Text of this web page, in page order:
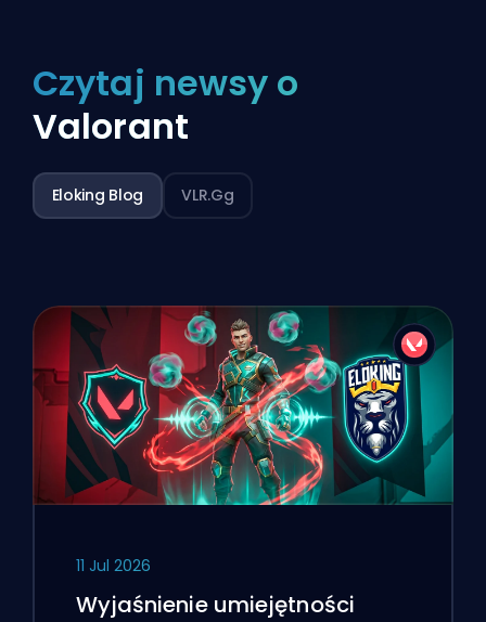
Czytaj newsy o
Valorant
Eloking Blog VLR.gg
11 Jul 2026
Wyjaśnienie umiejętności